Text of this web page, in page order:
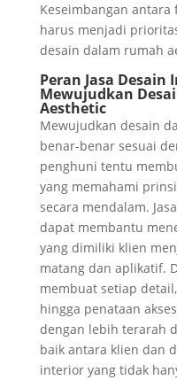
Keseimbangan
harus menjadi
desain dalam rumah
Peran Jasa
Mewujudkan
Aesthetic
Mewujudkan desain
benar-benar sesuai
penghuni tentu
yang memahami
secara mendalam.
dapat membantu
yang dimiliki klien
matang dan aplikatif.
membuat setiap
hingga penataan
dengan lebih terarah
baik antara klien dan
interior yang tidak